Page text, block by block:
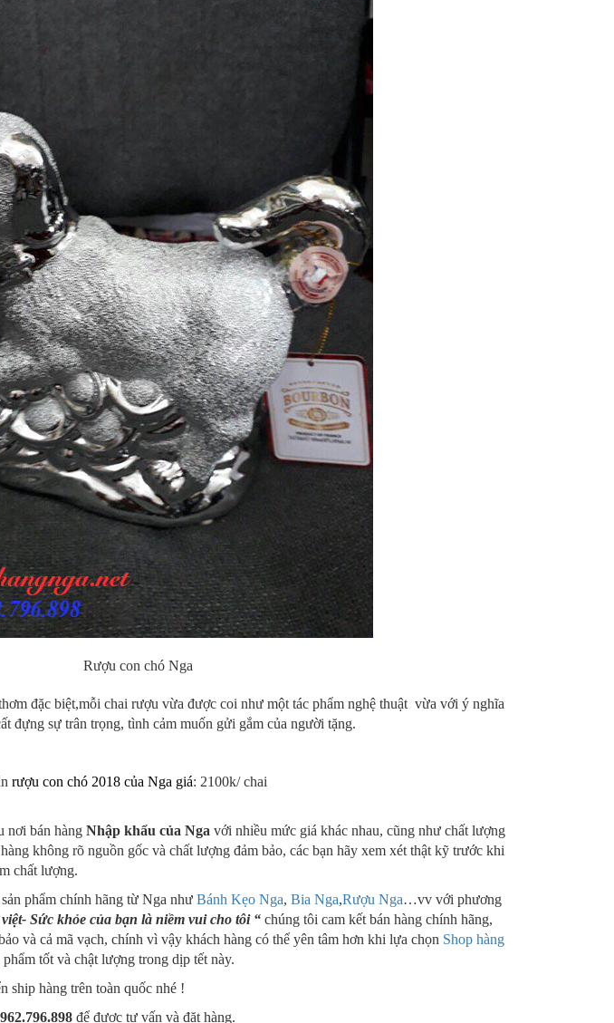
Rượu con chó Nga
đặc biệt,mỗi chai rượu vừa được coi như một tác phẩm nghệ thuật vừa với ý nghĩa
đựng sự trân trọng, tình cảm muốn gửi gắm của người tặng.
rượu con chó 2018 của Nga giá: 2100k/ chai
nơi bán hàng Nhập khẩu của Nga với nhiều mức giá khác nhau, cũng như chất lượng
không rõ nguồn gốc và chất lượng đảm bảo, các bạn hãy xem xét thật kỹ trước khi
chất lượng.
phẩm chính hãng từ Nga như Bánh Kẹo Nga, Bia Nga,Rượu Nga…vv với phương
Sức khỏe của bạn là niềm vui cho tôi “ chúng tôi cam kết bán hàng chính hãng,
và cả mã vạch, chính vì vậy khách hàng có thể yên tâm hơn khi lựa chọn Shop hàng
tốt và chật lượng trong dịp tết này.
ship hàng trên toàn quốc nhé !
để được tư vấn và đặt hàng.